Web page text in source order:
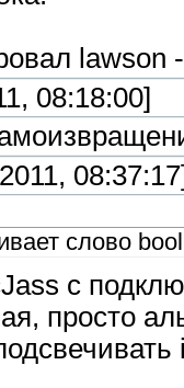
lawson
08:18:00]
слово
с
просто